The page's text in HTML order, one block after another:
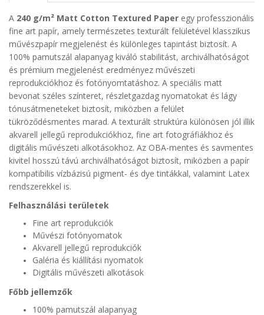
A 240 g/m² Matt Cotton Textured Paper egy professzionális
fine art papír, amely természetes texturált felületével klasszikus
művészpapír megjelenést és különleges tapintást biztosít. A
100% pamutszál alapanyag kiváló stabilitást, archiválhatóságot
és prémium megjelenést eredményez művészeti
reprodukciókhoz és fotónyomtatáshoz. A speciális matt
bevonat széles színteret, részletgazdag nyomatokat és lágy
tónusátmeneteket biztosít, miközben a felület
tükröződésmentes marad. A texturált struktúra különösen jól illik
akvarell jellegű reprodukciókhoz, fine art fotográfiákhoz és
digitális művészeti alkotásokhoz. Az OBA-mentes és savmentes
kivitel hosszú távú archiválhatóságot biztosít, miközben a papír
kompatibilis vízbázisú pigment- és dye tintákkal, valamint Latex
rendszerekkel is.
Felhasználási területek
Fine art reprodukciók
Művészi fotónyomatok
Akvarell jellegű reprodukciók
Galéria és kiállítási nyomatok
Digitális művészeti alkotások
Főbb jellemzők
100% pamutszál alapanyag